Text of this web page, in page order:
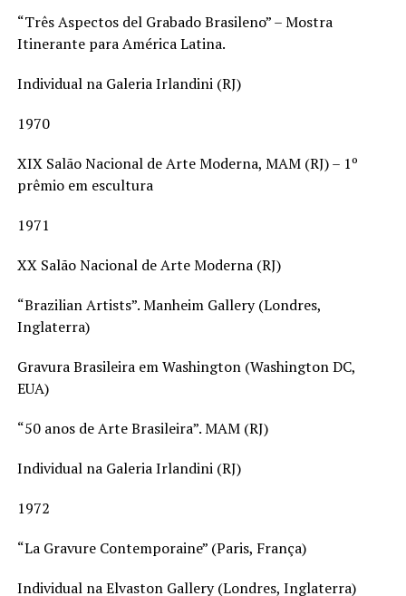
“Três Aspectos del Grabado Brasileno” – Mostra
Itinerante para América Latina.
Individual na Galeria Irlandini (RJ)
1970
XIX Salão Nacional de Arte Moderna, MAM (RJ) – 1º
prêmio em escultura
1971
XX Salão Nacional de Arte Moderna (RJ)
“Brazilian Artists”. Manheim Gallery (Londres,
Inglaterra)
Gravura Brasileira em Washington (Washington DC,
EUA)
“50 anos de Arte Brasileira”. MAM (RJ)
Individual na Galeria Irlandini (RJ)
1972
“La Gravure Contemporaine” (Paris, França)
Individual na Elvaston Gallery (Londres, Inglaterra)